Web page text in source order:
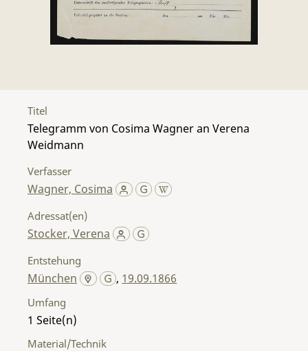
Titel
Telegramm von Cosima Wagner an Verena
Weidmann
Verfasser
Wagner, Cosima
Adressat(en)
Stocker, Verena
Entstehung
München , 19.09.1866
Umfang
1
Material/Technik